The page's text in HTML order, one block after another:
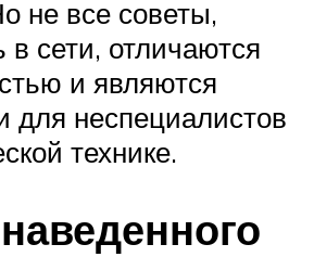
не все советы,
в сети, отличаются
и являются
для неспециалистов
технике.